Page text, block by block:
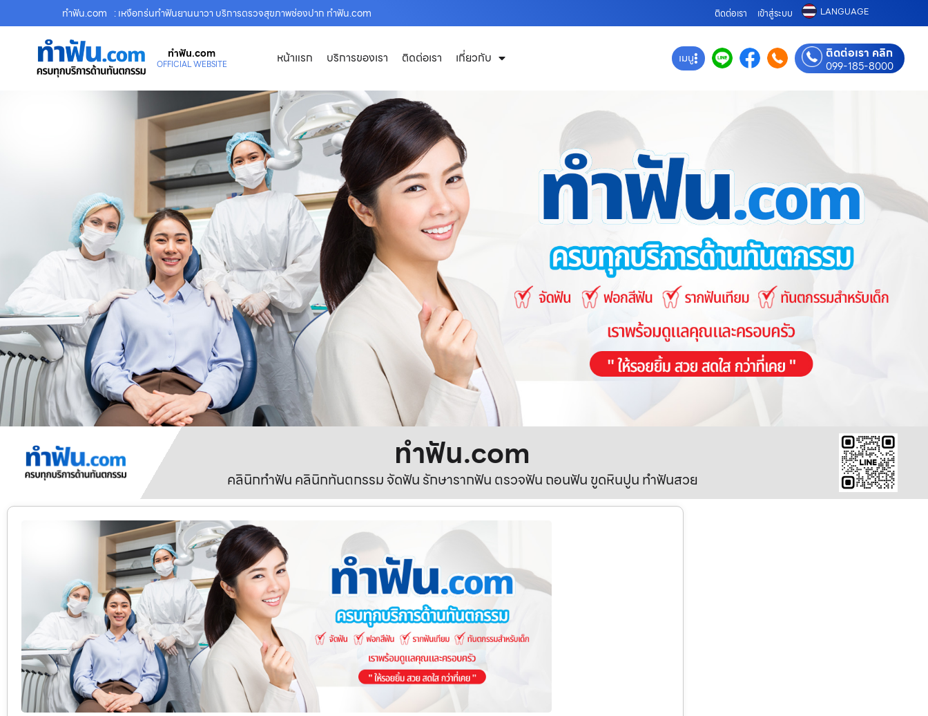
ทําฟัน.com : เหงือกร่นทำฟันยานนาวา บริการตรวจสุขภาพช่องปาก ทำฟัน.com ติดต่อเรา เข้าสู่ระบบ LANGUAGE
ทําฟัน.com
OFFICIAL WEBSITE หน้าแรก บริการของเรา ติดต่อเรา เกี่ยวกับ เมนู ติดต่อเรา คลิก
099-185-8000
ทําฟัน.com
คลินิกทำฟัน คลินิกทันตกรรม จัดฟัน รักษารากฟัน ตรวจฟัน ถอนฟัน ขูดหินปูน ทำฟันสวย